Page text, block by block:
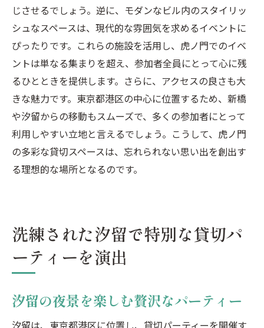
じさせるでしょう。逆に、モダンなビル内のスタイリッ
シュなスペースは、現代的な雰囲気を求めるイベントに
ぴったりです。これらの施設を活用し、虎ノ門でのイベ
ントは単なる集まりを超え、参加者全員にとって心に残
るひとときを提供します。さらに、アクセスの良さも大
きな魅力です。東京都港区の中心に位置するため、新橋
や汐留からの移動もスムーズで、多くの参加者にとって
利用しやすい立地と言えるでしょう。こうして、虎ノ門
の多彩な貸切スペースは、忘れられない思い出を創出す
る理想的な場所となるのです。
洗練された汐留で特別な貸切パ
ーティーを演出
汐留の夜景を楽しむ贅沢なパーティー
汐留は、東京都港区に位置し、貸切パーティーを開催す